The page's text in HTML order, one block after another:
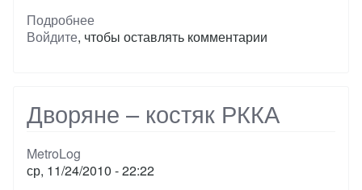
Подробнее
ИДЕАЛЬНЫЙ
Войдите, чтобы оставлять комментарии
Дворяне – костяк РККА
MetroLog
ср, 11/24/2010 - 22:22